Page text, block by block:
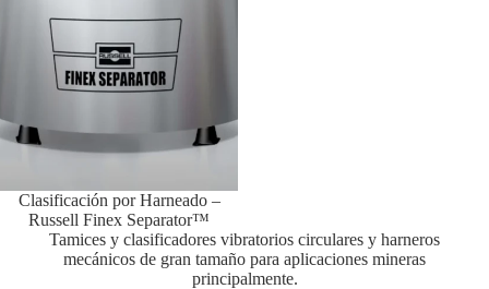
Clasificación por Harneado –
Russell Finex Separator™
Tamices y clasificadores vibratorios circulares y harneros
mecánicos de gran tamaño para aplicaciones mineras
principalmente.